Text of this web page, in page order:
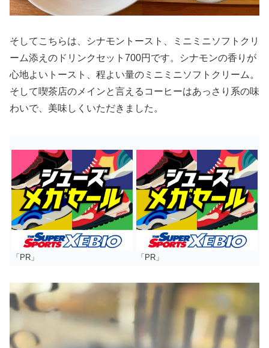
そしてこちらは、シナモントースト、ミニミニソフトクリ
ーム添えのドリンクセット700円です。シナモンの香りが
心地よいトースト、程よい量のミニミニソフトクリーム。
そして喫茶店のメインと言えるコーヒーはあっさり系の味
わいで、美味しくいただきました。
「PR」 「PR」